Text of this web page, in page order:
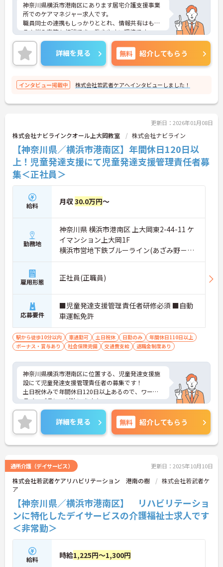
神奈川県横浜市港南区にあります居宅介護支援事業
所でのケアマネジャー求人です。
職員同士の連携もしっかりととれ、情報共有はもち
ろん悩み事等も相談でき、働きやすい環境です。
研修制度も充実しており、ベテランスタッフも多い
ため、経験の浅い方も安心してご就業いただけま
す。
ご興味ある方には、面接のポイントなど、さらに詳
詳細を見る 無料 紹介してもらう
インタビュー掲載中 株式会社若武者ケアへインタビューしました！
更新日：2026年01月08日
株式会社ナビラインクオール上大岡教室 株式会社ナビライン
【神奈川県／横浜市港南区】年間休日120日以
上！児童発達支援にて児童発達支援管理責任者募
集＜正社員＞
給料 月収30.0万円～
勤務地
神奈川県 横浜市港南区 上大岡東2-44-11 ケ
イマンション上大岡1F
横浜市営地下鉄ブルーライン(あざみ野－湘
南台)「上大岡駅」徒歩8分
雇用形態 正社員(正職員)
応募要件
■児童発達支援管理責任者研修必須 ■自動
車運転免許
駅から徒歩10分以内 車通勤可 土日祝休 日勤のみ
年間休日110日以上
ボーナス・賞与あり
社会保険完備 交通費支給 退職金制度あり
神奈川県横浜市港南区に位置する、児童発達支援施
設にて児童発達支援管理責任者の募集です！
土日祝休みで年間休日120日以上あるので、ワーク
ライフバランスが叶います☆
また、日勤のみで月収30万円～と高給与です♪
さらにマイカー通勤可能なので通勤らくらくです◎
ご興味のある方には、面接対策ポイントなど、さら
に詳細をご案内しますのでお気軽にご相談くださ
い！
詳細を見る 無料 紹介してもらう
通所介護（デイサービス） 更新日：2025年10月10日
株式会社若武者ケアリハビリテーション 港南の樹
株式会社若武者ケ
ア
【神奈川県／横浜市港南区】 リハビリテーショ
ンに特化したデイサービスの介護福祉士求人です
＜非常勤＞
給料 時給1,225円～1,300円